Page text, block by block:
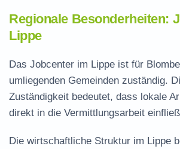
Regionale Besonderheiten:
Lippe
Das Jobcenter im Lippe ist für
umliegenden Gemeinden zuständig.
Zuständigkeit bedeutet, dass lokale
direkt in die Vermittlungsarbeit
Die wirtschaftliche Struktur im Lippe